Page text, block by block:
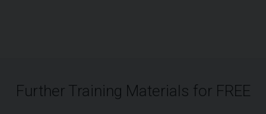
Further Training Materials for FREE